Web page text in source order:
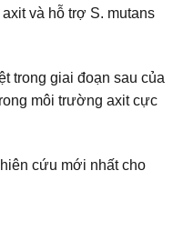
và hỗ trợ S. mutans
trong giai đoạn sau của
môi trường axit cực
cứu mới nhất cho